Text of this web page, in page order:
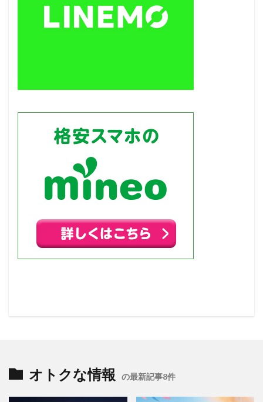
オトクな情報 の最新記事8件